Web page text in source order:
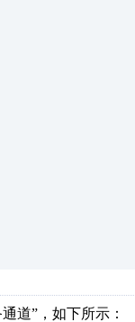
道”，如下所示：